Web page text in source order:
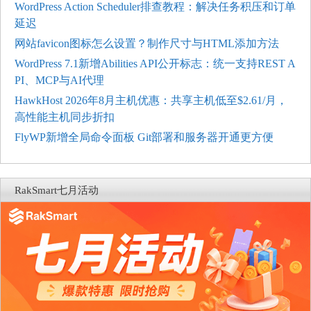
WordPress Action Scheduler排查教程：解决任务积压和订单
延迟
网站favicon图标怎么设置？制作尺寸与HTML添加方法
WordPress 7.1新增Abilities API公开标志：统一支持REST A
PI、MCP与AI代理
HawkHost 2026年8月主机优惠：共享主机低至$2.61/月，
高性能主机同步折扣
FlyWP新增全局命令面板 Git部署和服务器开通更方便
RakSmart七月活动